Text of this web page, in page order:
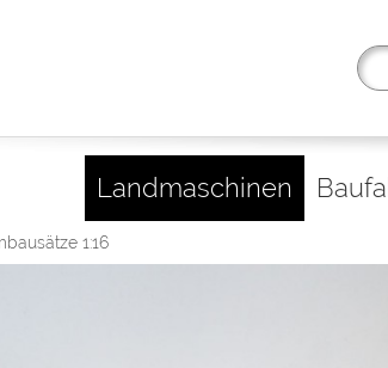
Landmaschinen
1:16